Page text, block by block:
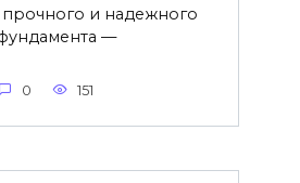
и надежного
—
0 151